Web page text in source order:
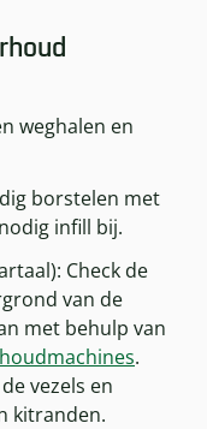
weghalen en
borstelen met
infill bij.
Check de
van de
met behulp van
.
vezels en
kitranden.